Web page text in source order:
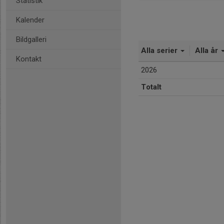
Kalender
Bildgalleri
Kontakt
Alla serier Alla år
2026
Totalt